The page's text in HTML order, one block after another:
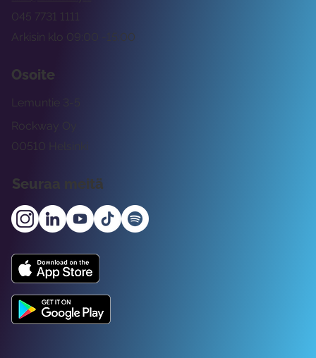
Arkisin klo 09:00 -15:00
045 7731 1111
Osoite
Rockway Oy
Lemuntie 3-5
00510 Helsinki
Seuraa meitä